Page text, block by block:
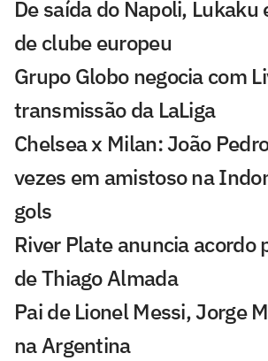
De saída do Napoli,
de clube europeu
Grupo Globo negocia com
transmissão da LaLiga
Chelsea x Milan: João
vezes em amistoso na
gols
River Plate anuncia acordo
de Thiago Almada
Pai de Lionel Messi, Jorge
na Argentina